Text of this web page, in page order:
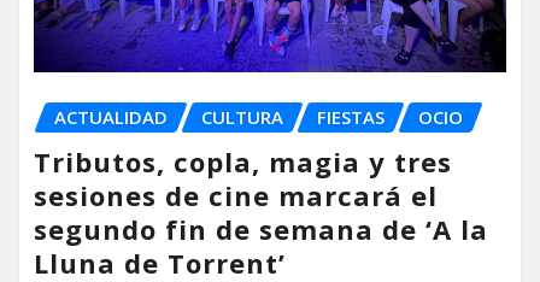
ACTUALIDAD CULTURA FIESTAS OCIO
Tributos, copla, magia y tres
sesiones de cine marcará el
segundo fin de semana de ‘A la
Lluna de Torrent’